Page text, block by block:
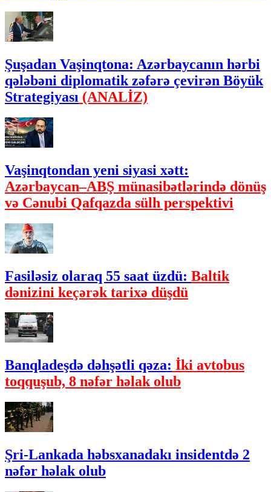
Şuşadan Vaşinqtona: Azərbaycanın hərbi
qələbəni diplomatik zəfərə çevirən Böyük
Strategiyası (ANALİZ)
Vaşinqtondan yeni siyasi xətt:
Azərbaycan–ABŞ münasibətlərində dönüş
və Cənubi Qafqazda sülh perspektivi
Fasiləsiz olaraq 55 saat üzdü: Baltik
dənizini keçərək tarixə düşdü
Banqladeşdə dəhşətli qəza: İki avtobus
toqquşub, 8 nəfər həlak olub
Şri-Lankada həbsxanadakı insidentdə 2
nəfər həlak olub